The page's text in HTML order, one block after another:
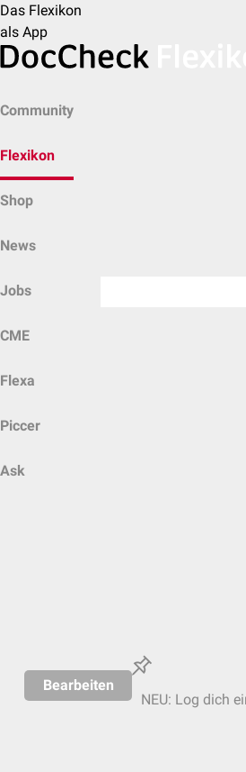
Das Flexikon
als App
Community
Flexikon
Shop
News
Jobs
CME
Flexa
Piccer
Ask
Bearbeiten
NEU: Log dich